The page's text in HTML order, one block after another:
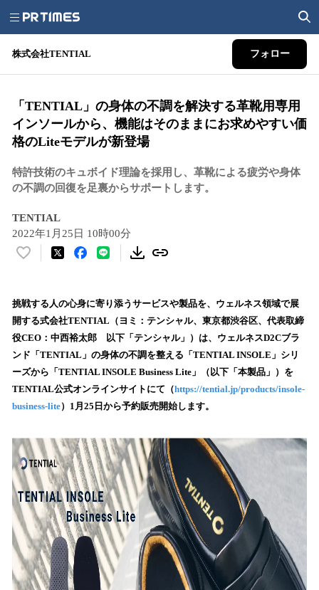
株式会社TENTIAL フォロー
「TENTIAL」の身体の不調を解決する革靴用専用
インソールから、機能はそのままにお求めやすい価
格のLiteモデルが新登場
特許技術のキュボイド理論を採用し、革靴による疲労や身体
の不調の回復を足裏からサポートします。
TENTIAL
2022年1月25日 10時00分
い
！
数
を
読
込
み
中
す
挑戦する人の心身に寄り添うサービスや製品を、ウェルネス領域で展
開する式会社TENTIAL（ヨミ：テンシャル、東京都渋谷区、代表取締
役CEO：中西裕太郎 以下「テンシャル」）は、ウェルネスD2Cブラ
ンド「TENTIAL」の身体の不調を整える「TENTIAL INSOLE」シリ
ーズから「TENTIAL INSOLE Business Lite」（以下「本製品」）を
TENTIAL公式オンラインサイトにて（https://tential.jp/products/insole-
business-lite）1月25日から予約販売開始します。